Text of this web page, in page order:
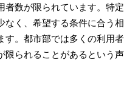
者数が限られています。特定
なく、希望する条件に合う相
す。都市部では多くの利用者
限られることがあるという声